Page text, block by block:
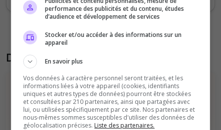
Donner son avis sur le serveur
performance des publicités et du contenu, études
d’audience et développement de services
Stocker et/ou accéder à des informations sur un
appareil
En savoir plus
Vos données à caractère personnel seront traitées, et les
informations liées à votre appareil (cookies, identifiants
uniques et autres types de données) pourront être stockées
et consultées par 210 partenaires, ainsi que partagées avec
lui, ou utilisées spécifiquement par ce site. Nos partenaires et
nous-mêmes sommes susceptibles d'utiliser des données de
géolocalisation précises. Liste des partenaires.